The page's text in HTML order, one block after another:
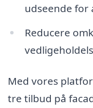
udseende for
Reducere
Med vores
tre tilbud på